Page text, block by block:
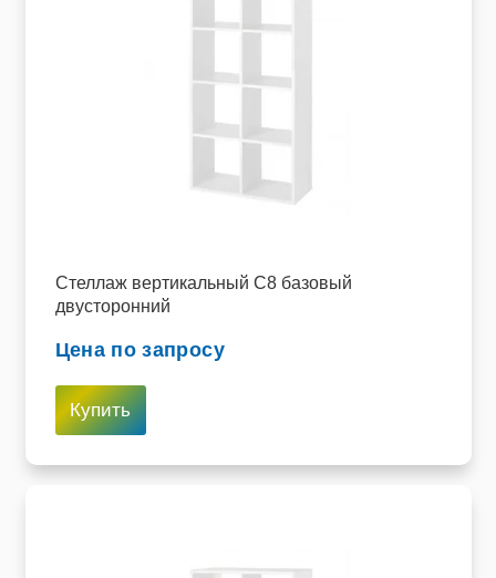
Стеллаж вертикальный C8 базовый
двусторонний
Цена по запросу
Купить